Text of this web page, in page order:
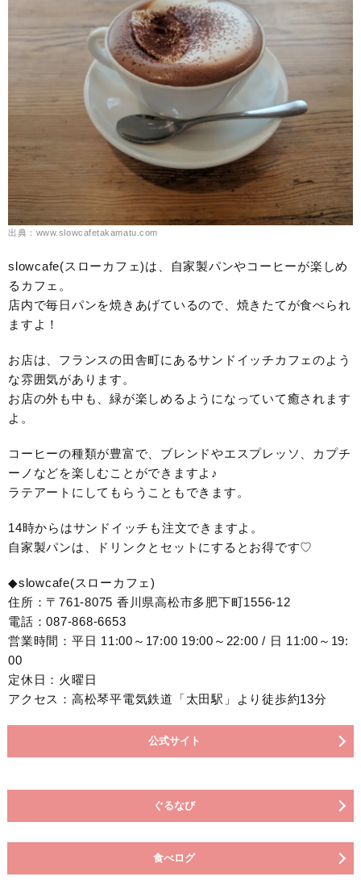
出典：www.slowcafetakamatu.com
slowcafe(スローカフェ)は、自家製パンやコーヒーが楽しめ
るカフェ。
店内で毎日パンを焼きあげているので、焼きたてが食べられ
ますよ！
お店は、フランスの田舎町にあるサンドイッチカフェのよう
な雰囲気があります。
お店の外も中も、緑が楽しめるようになっていて癒されます
よ。
コーヒーの種類が豊富で、ブレンドやエスプレッソ、カプチ
ーノなどを楽しむことができますよ♪
ラテアートにしてもらうこともできます。
14時からはサンドイッチも注文できますよ。
自家製パンは、ドリンクとセットにするとお得です♡
◆slowcafe(スローカフェ)
住所：〒761-8075 香川県高松市多肥下町1556-12
電話：087-868-6653
営業時間：平日 11:00～17:00 19:00～22:00 / 日 11:00～19:
00
定休日：火曜日
アクセス：高松琴平電気鉄道「太田駅」より徒歩約13分
公式サイト
ぐるなび
食べログ